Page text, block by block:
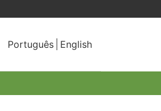
Português English